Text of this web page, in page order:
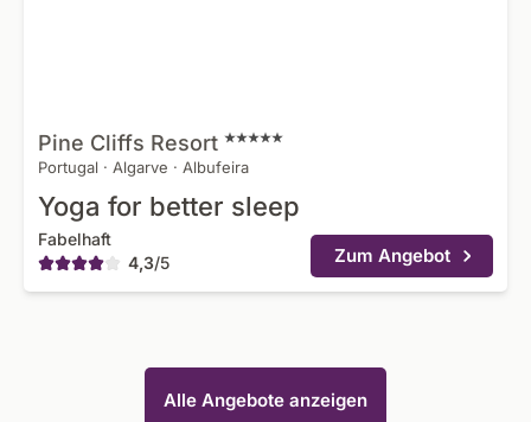
Pine Cliffs Resort
Portugal · Algarve · Albufeira
Yoga for better sleep
Fabelhaft
4,3/5 Zum Angebot
Alle Angebote anzeigen